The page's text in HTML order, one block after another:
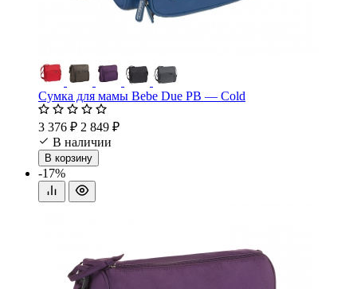
Сумка для мамы Bebe Due PB — Cold
3 376 ₽ 2 849 ₽
В наличии
В корзину
-17%